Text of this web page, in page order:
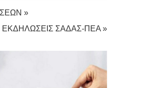
»
ΕΚΔΗΛΩΣΕΙΣ ΣΑΔΑΣ-ΠΕΑ »